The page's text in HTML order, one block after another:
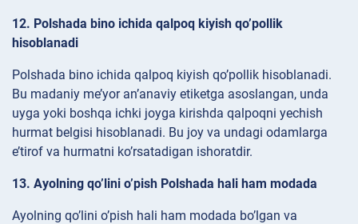
12. Polshada bino ichida qalpoq kiyish qo’pollik
hisoblanadi
Polshada bino ichida qalpoq kiyish qo’pollik hisoblanadi.
Bu madaniy me’yor an’anaviy etiketga asoslangan, unda
uyga yoki boshqa ichki joyga kirishda qalpoqni yechish
hurmat belgisi hisoblanadi. Bu joy va undagi odamlarga
e’tirof va hurmatni ko’rsatadigan ishoratdir.
13. Ayolning qo’lini o’pish Polshada hali ham modada
Ayolning qo’lini o’pish hali ham modada bo’lgan va